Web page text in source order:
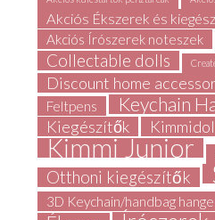
Akciós Ékszerek és
Akciós Írószerek noteszek
Collectable dolls
Discount home
Feltpens Keychain
Kiegészítők
Kimmi Junior
Otthoni kiegészítők
3D Keychain/handbag